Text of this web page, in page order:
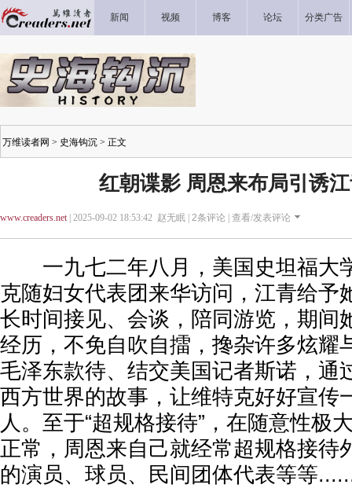
新闻 视频 博客 论坛 分类广告
万维读者网 > 史海钩沉 > 正文
红朝谍影 周恩来布局引诱
www.creaders.net| 2025-09-02 18:53:42 赵无眠 | 2条评论 | 查看/发表评论
一九七二年八月，美国史坦福大
克随妇女代表团来华访问，江青给予
长时间接见、会谈，陪同游览，期间
经历，不免自吹自擂，搀杂许多炫耀
毛泽东款待、结交美国记者斯诺，通
西方世界的故事，让维特克好好宣传
人。至于“超规格接待”，在随意性极
正常，周恩来自己就经常超规格接待
的演员、球员、民间团体代表等等